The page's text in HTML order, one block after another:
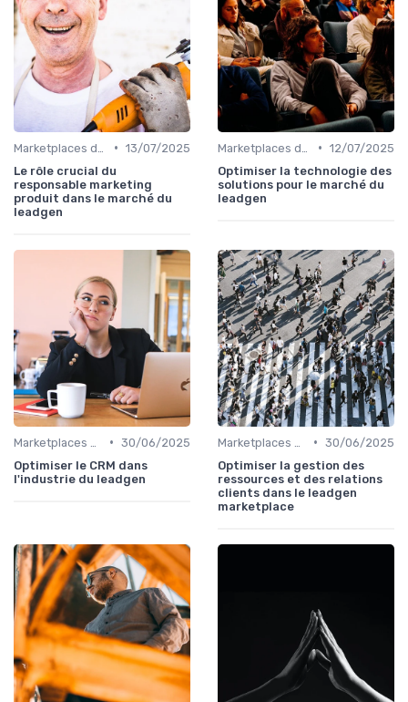
• 13/07/2025
Le rôle crucial du
responsable marketing
produit dans le marché du
leadgen
• 12/07/2025
Optimiser la technologie des
solutions pour le marché du
leadgen
• 30/06/2025
Optimiser le CRM dans
l'industrie du leadgen
• 30/06/2025
Optimiser la gestion des
ressources et des relations
clients dans le leadgen
marketplace